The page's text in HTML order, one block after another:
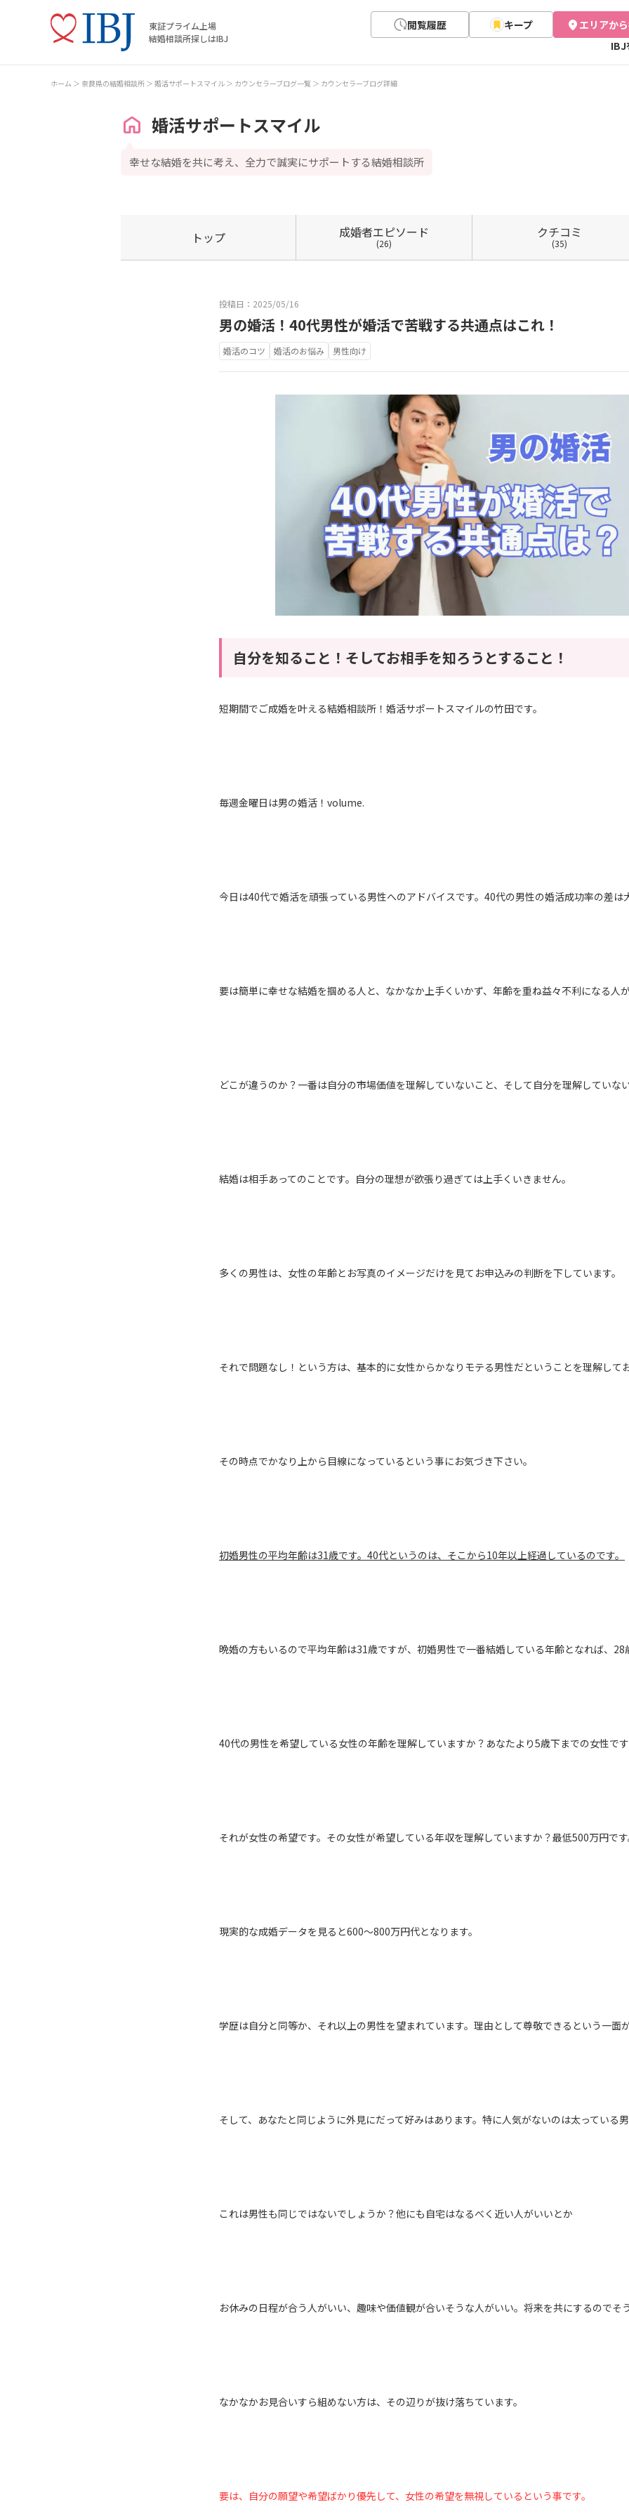
東証プライム上場
結婚相談所探しはIBJ
閲覧履歴 キープ エリアか
IBJ
ホーム 奈良県の結婚相談所 婚活サポートスマイル カウンセラーブログ一覧 カウンセラーブログ詳細
婚活サポートスマイル
幸せな結婚を共に考え、全力で誠実にサポートする結婚相談所
トップ 成婚者エピソード
(26)
クチコミ
(35)
投稿日：2025/05/16
男の婚活！40代男性が婚活で苦戦する共通点はこれ！
婚活のコツ 婚活のお悩み 男性向け
自分を知ること！そしてお相手を知ろうとすること！
短期間でご成婚を叶える結婚相談所！婚活サポートスマイルの竹田です。
毎週金曜日は男の婚活！volume.
今日は40代で婚活を頑張っている男性へのアドバイスです。40代の男性の婚活成功率の差は
要は簡単に幸せな結婚を掴める人と、なかなか上手くいかず、年齢を重ね益々不利になる人が
どこが違うのか？一番は自分の市場価値を理解していないこと、そして自分を理解していない
結婚は相手あってのことです。自分の理想が欲張り過ぎては上手くいきません。
多くの男性は、女性の年齢とお写真のイメージだけを見てお申込みの判断を下しています。
それで問題なし！という方は、基本的に女性からかなりモテる男性だということを理解して
その時点でかなり上から目線になっているという事にお気づき下さい。
初婚男性の平均年齢は31歳です。40代というのは、そこから10年以上経過しているのです。
晩婚の方もいるので平均年齢は31歳ですが、初婚男性で一番結婚している年齢となれば、28
40代の男性を希望している女性の年齢を理解していますか？あなたより5歳下までの女性です
それが女性の希望です。その女性が希望している年収を理解していますか？最低500万円です
現実的な成婚データを見ると600～800万円代となります。
学歴は自分と同等か、それ以上の男性を望まれています。理由として尊敬できるという一面が
そして、あなたと同じように外見にだって好みはあります。特に人気がないのは太っている男
これは男性も同じではないでしょうか？他にも自宅はなるべく近い人がいいとか
お休みの日程が合う人がいい、趣味や価値観が合いそうな人がいい。将来を共にするのでそ
なかなかお見合いすら組めない方は、その辺りが抜け落ちています。
要は、自分の願望や希望ばかり優先して、女性の希望を無視しているという事です。